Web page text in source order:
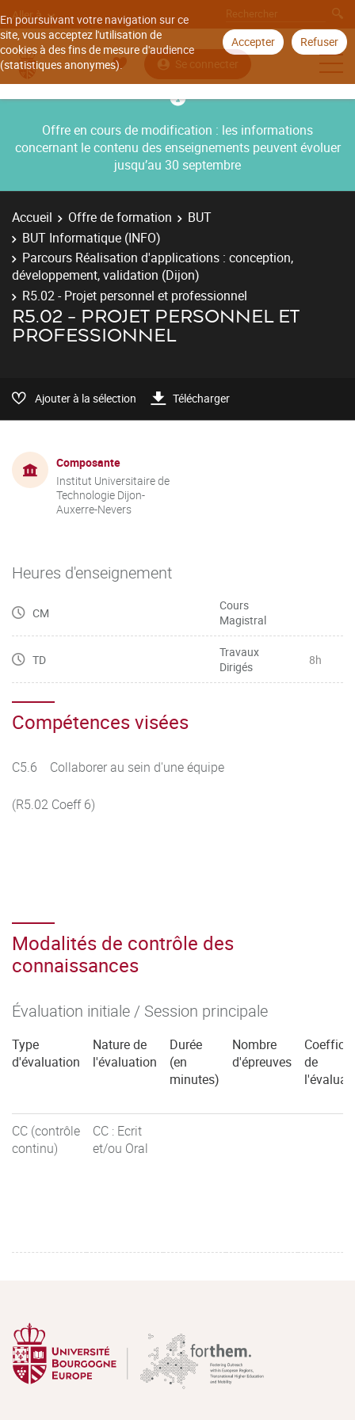
En poursuivant votre navigation sur ce
site, vous acceptez l'utilisation de
cookies à des fins de mesure d'audience
(statistiques anonymes).
Accepter Refuser
Aller à
Se connecter
Offre en cours de modification : les informations
concernant le contenu des enseignements peuvent évoluer
jusqu’au 30 septembre
Accueil Offre de formation
BUT
BUT Informatique (INFO)
Parcours Réalisation d'applications : conception,
développement, validation (Dijon)
R5.02 - Projet personnel et professionnel
R5.02 - PROJET PERSONNEL ET
PROFESSIONNEL
Ajouter à la sélection Télécharger
Composante
Institut Universitaire de
Technologie Dijon-
Auxerre-Nevers
Heures d'enseignement
CM
Cours
Magistral
TD
Travaux
Dirigés
8h
Compétences visées
C5.6 Collaborer au sein d'une équipe
(R5.02 Coeff 6)
Modalités de contrôle des
connaissances
Évaluation initiale / Session principale
Type
d'évaluation
Nature de
l'évaluation
Durée
(en
minutes)
Nombre
d'épreuves
de
CC (contrôle
continu)
CC : Ecrit
et/ou Oral